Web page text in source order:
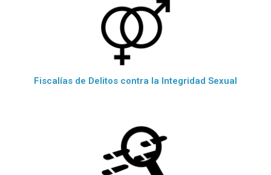
Fiscalías de Delitos contra la Integridad Sexual